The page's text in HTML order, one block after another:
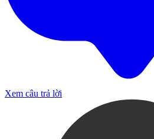
Xem câu trả lời